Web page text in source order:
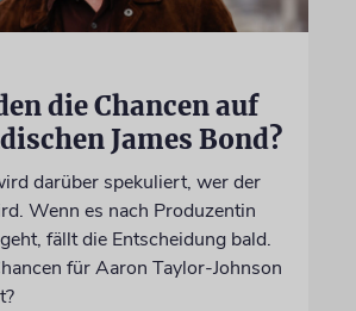
die Chancen auf
James Bond?
darüber spekuliert, wer der
Wenn es nach Produzentin
fällt die Entscheidung bald.
für Aaron Taylor-Johnson